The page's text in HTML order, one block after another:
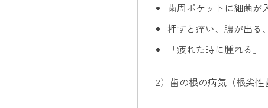
歯周ポケットに細菌が
押すと痛い、膿が出る
「疲れた時に腫れる
2）歯の根の病気（根尖